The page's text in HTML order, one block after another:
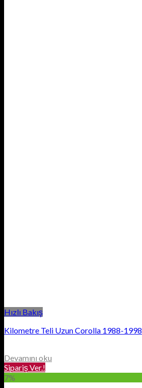
Hızlı Bakış
Kilometre Teli Uzun Corolla 1988-1998
Devamını oku
Sipariş Ver.!
7%